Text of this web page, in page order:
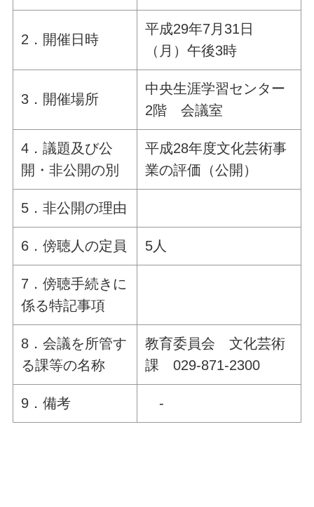
2．開催日時
平成29年7月31日
（月）午後3時
3．開催場所
中央生涯学習センター
2階 会議室
4．議題及び公
開・非公開の別
平成28年度文化芸術事
業の評価（公開）
5．非公開の理由
6．傍聴人の定員 5人
7．傍聴手続きに
係る特記事項
8．会議を所管す
る課等の名称
教育委員会 文化芸術
課 029-871-2300
9．備考 -